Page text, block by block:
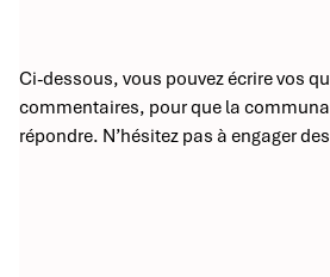
Ci-dessous, vous pouvez écrire vos
commentaires, pour que la
répondre. N’hésitez pas à engager